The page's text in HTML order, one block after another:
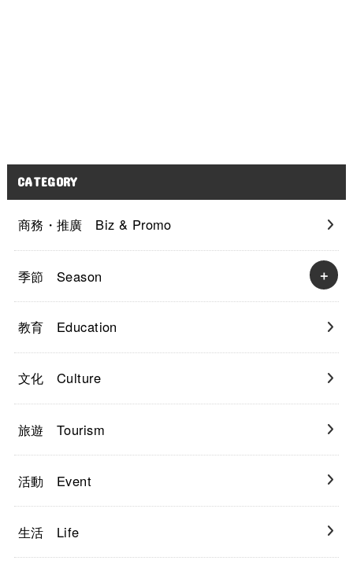
CATEGORY
商務・推廣 Biz & Promo
季節 Season
教育 Education
文化 Culture
旅遊 Tourism
活動 Event
生活 Life